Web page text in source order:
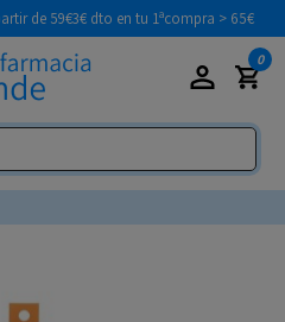
de 59€3€ dto en tu 1ªcompra > 65€
0